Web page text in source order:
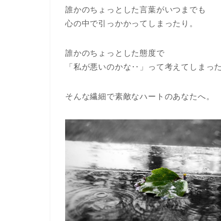
誰かのちょっとした言葉がいつまでも
心の中で引っかかってしまったり。
誰かのちょっとした態度で
「私が悪いのかな‥」って考えてしまっ
そんな繊細で素敵なハートのあなたへ。